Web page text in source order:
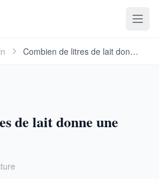
Combien de litres de lait donne une chèvre ?
de lait donne une